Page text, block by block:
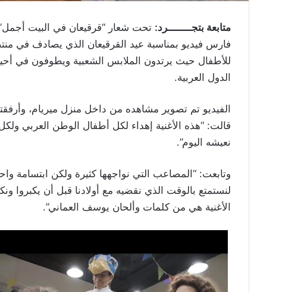
متابعة بتجــــــــرد: تحت شعار “قرقيعان في البيت
فارس فيديو بمناسبة عيد القرقيعان الذي يصادف
للأطفال حيث يرتدون الملابس الشعبية ويطوفون في
الدول العربية.
الفيديو تم تصوير مشاهده من داخل منزل ميريام،
قالت: “هذه الأغنية إهداء لكل أطفال الوطن العربي
نعيشه اليوم”.
وتابعت: “المصاعب التي نواجهها كثيرة ولكن ابتسامة
لنستمتع بالوقت الذي نقضيه مع أولادنا قبل أن يكبروا
الأغنية هي من كلمات وألحان يوسف العماني”.